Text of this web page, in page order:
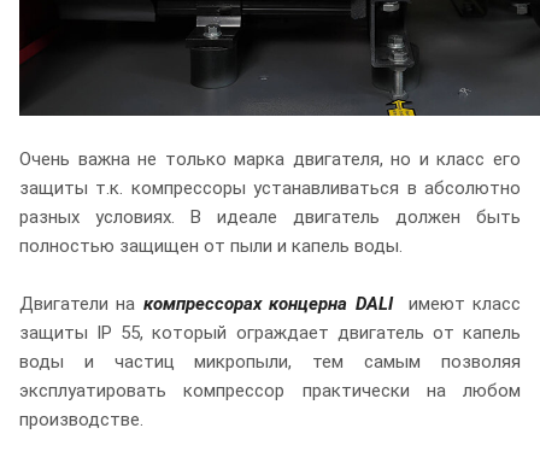
Очень важна не только марка двигателя, но и класс его
защиты т.к. компрессоры устанавливаться в абсолютно
разных условиях. В идеале двигатель должен быть
полностью защищен от пыли и капель воды.
Двигатели на компрессорах концерна DALI
имеют класс
защиты IP 55, который ограждает двигатель от капель
воды и частиц микропыли, тем самым позволяя
эксплуатировать компрессор практически на любом
производстве.